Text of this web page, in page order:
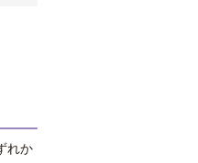
れか